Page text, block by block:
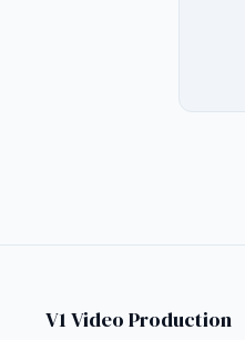
V1 Video Production